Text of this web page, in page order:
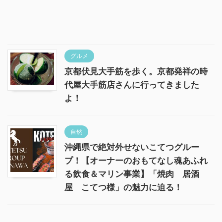
グルメ
京都伏見大手筋を歩く。京都発祥の時
代屋大手筋店さんに行ってきました
よ！
自然
沖縄県で絶対外せないこてつグルー
プ！【オーナーのおもてなし魂あふれ
る飲食＆マリン事業】「焼肉 居酒
屋 こてつ様」の魅力に迫る！